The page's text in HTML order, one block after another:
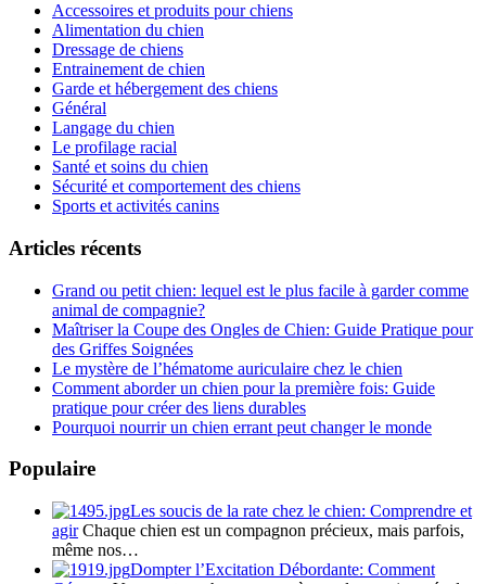
Accessoires et produits pour chiens
Alimentation du chien
Dressage de chiens
Entrainement de chien
Garde et hébergement des chiens
Général
Langage du chien
Le profilage racial
Santé et soins du chien
Sécurité et comportement des chiens
Sports et activités canins
Articles récents
Grand ou petit chien: lequel est le plus facile à garder comme
animal de compagnie?
Maîtriser la Coupe des Ongles de Chien: Guide Pratique pour
des Griffes Soignées
Le mystère de l’hématome auriculaire chez le chien
Comment aborder un chien pour la première fois: Guide
pratique pour créer des liens durables
Pourquoi nourrir un chien errant peut changer le monde
Populaire
Les soucis de la rate chez le chien: Comprendre et
agirChaque chien est un compagnon précieux, mais parfois,
même nos…
Dompter l’Excitation Débordante: Comment